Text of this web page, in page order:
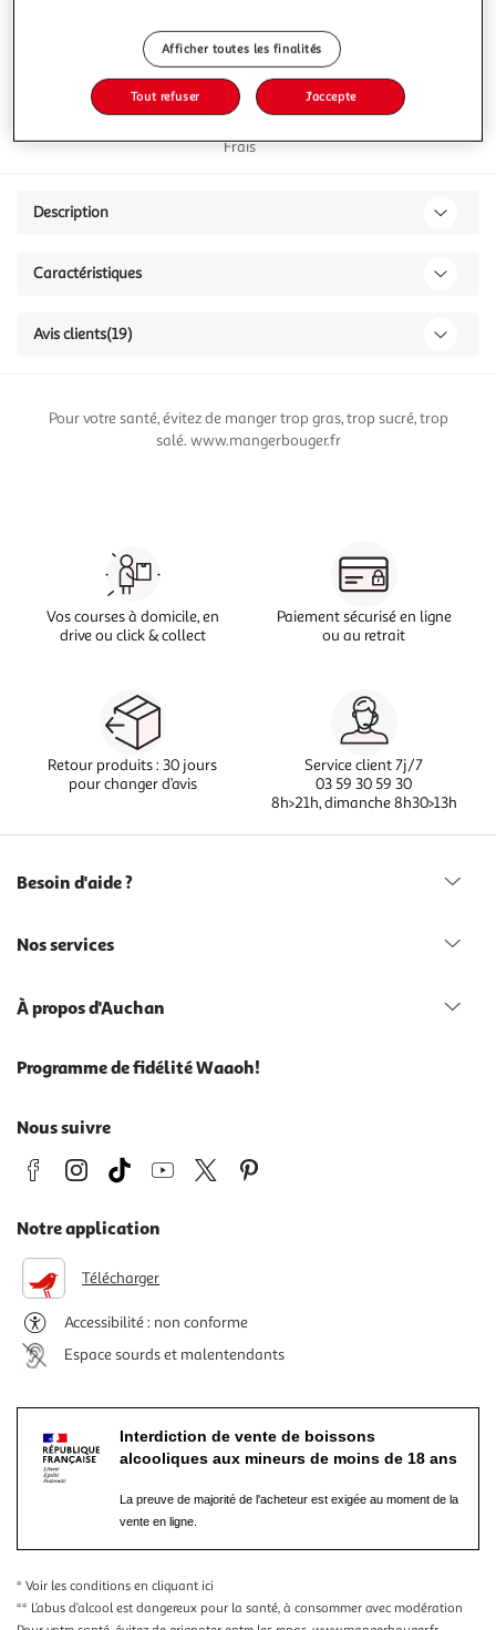
Frais
Description
Caractéristiques
Avis clients(19)
Pour votre santé, évitez de manger trop gras, trop sucré, trop
salé. www.mangerbouger.fr
Vos courses à domicile, en
drive ou click & collect
Paiement sécurisé en ligne
ou au retrait
Retour produits : 30 jours
pour changer d’avis
Service client 7j/7
03 59 30 59 30
8h>21h, dimanche 8h30>13h
Besoin d'aide ?
Nos services
À propos d'Auchan
Programme de fidélité Waaoh!
Nous suivre
Notre application
Télécharger
Accessibilité : non conforme
Espace sourds et malentendants
Interdiction de vente de boissons
alcooliques aux mineurs de moins de 18 ans
La preuve de majorité de l'acheteur est exigée au moment de la
vente en ligne.
* Voir les conditions en cliquant ici
** L’abus d’alcool est dangereux pour la santé, à consommer avec modération
Afficher toutes les finalités
Tout refuser J'accepte